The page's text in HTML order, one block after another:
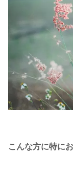
こんな方に特に